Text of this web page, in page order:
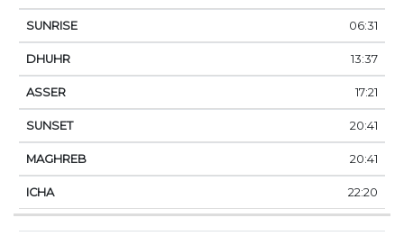
06:31
13:37
17:21
20:41
20:41
22:20